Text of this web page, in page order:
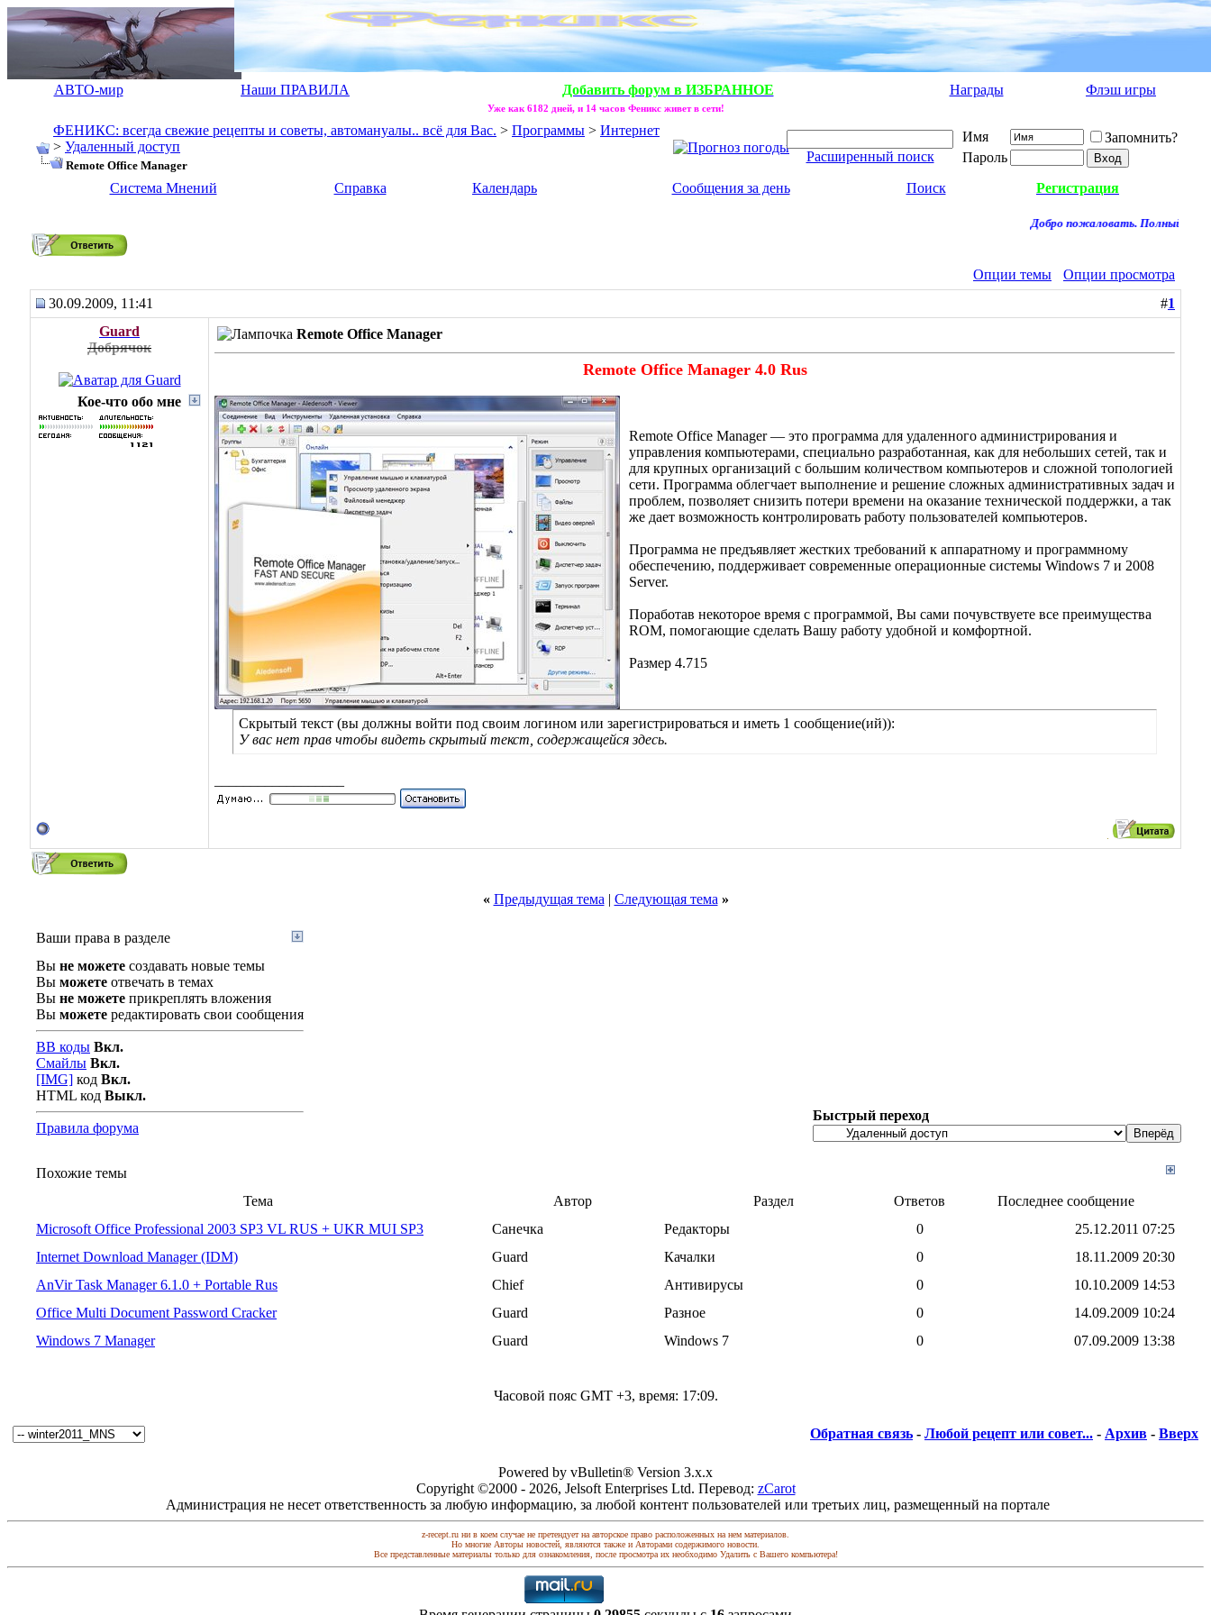
АВТО-мир Наши ПРАВИЛА Добавить форум в ИЗБРАННОЕ Награды Флэш игры
Уже как 6182 дней, и 14 часов Феникс живет в сети!
ФЕНИКС: всегда свежие рецепты и советы, автомануалы.. всё для Вас. > Программы > Интернет
> Удаленный доступ
Remote Office Manager
Расширенный поиск
Имя
Запомнить?
Пароль
Система Мнений
Справка Календарь Сообщения за день Поиск Регистрация
Добро пожаловать. Полный
Опции темы
Опции просмотра
30.09.2009, 11:41
#1
Guard
Добрячок
Кое-что обо мне
Remote Office Manager
Remote Office Manager 4.0 Rus
Remote Office Manager — это программа для удаленного администрирования и
управления компьютерами, специально разработанная, как для небольших сетей, так и
для крупных организаций с большим количеством компьютеров и сложной топологией
сети. Программа облегчает выполнение и решение сложных административных задач и
проблем, позволяет снизить потери времени на оказание технической поддержки, а так
же дает возможность контролировать работу пользователей компьютеров.
Программа не предъявляет жестких требований к аппаратному и программному
обеспечению, поддерживает современные операционные системы Windows 7 и 2008
Server.
Поработав некоторое время с программой, Вы сами почувствуете все преимущества
ROM, помогающие сделать Вашу работу удобной и комфортной.
Размер 4.715
Скрытый текст (вы должны войти под своим логином или зарегистрироваться и иметь 1 сообщение(ий)):
У вас нет прав чтобы видеть скрытый текст, содержащейся здесь.
« Предыдущая тема | Следующая тема »
Ваши права в разделе
Вы не можете создавать новые темы
Вы можете отвечать в темах
Вы не можете прикреплять вложения
Вы можете редактировать свои сообщения
BB коды Вкл.
Смайлы Вкл.
[IMG] код Вкл.
HTML код Выкл.
Правила форума
Быстрый переход
Похожие темы
Тема
Автор Раздел Ответов
Последнее сообщение
Microsoft Office Professional 2003 SP3 VL RUS + UKR MUI SP3
Санечка Редакторы 0 25.12.2011 07:25
Internet Download Manager (IDM)
Guard Качалки 0 18.11.2009 20:30
AnVir Task Manager 6.1.0 + Portable Rus
Chief Антивирусы 0 10.10.2009 14:53
Office Multi Document Password Cracker
Guard Разное 0 14.09.2009 10:24
Windows 7 Manager
Guard Windows 7 0 07.09.2009 13:38
Часовой пояс GMT +3, время: 17:09.
Обратная связь - Любой рецепт или совет... - Архив - Вверх
Powered by vBulletin® Version 3.x.x
Copyright ©2000 - 2026, Jelsoft Enterprises Ltd. Перевод: zCarot
Администрация не несет ответственность за любую информацию, за любой контент пользователей или третьих лиц, размещенный на портале
z-recept.ru ни в коем случае не претендует на авторское право расположенных на нем материалов.
Но многие Авторы новостей, являются также и Авторами содержимого новости.
Все представленные материалы только для ознакомления, после просмотра их необходимо Удалить с Вашего компьютера!